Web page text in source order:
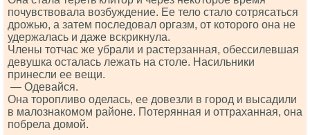
почувствовала возбуждение. Ее тело стало сотрясаться
дрожью, а затем последовал оргазм, от которого она не
удержалась и даже вскрикнула.
Члены тотчас же убрали и растерзанная, обессилевшая
девушка осталась лежать на столе. Насильники
принесли ее вещи.
— Одевайся.
Она торопливо оделась, ее довезли в город и высадили
в малознакомом районе. Потерянная и оттраханная, она
побрела домой.